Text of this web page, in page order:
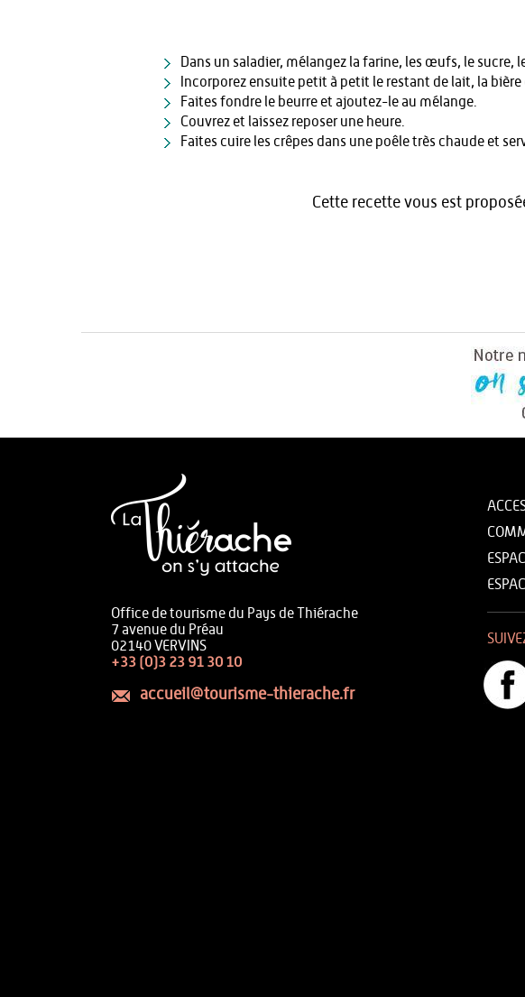
Dans un saladier, mélangez la farine, les œufs, le sucre,
Incorporez ensuite petit à petit le restant de lait, la bière
Faites fondre le beurre et ajoutez-le au mélange.
Couvrez et laissez reposer une heure.
Faites cuire les crêpes dans une poêle très chaude et
Cette recette vous est
Office de tourisme du Pays de Thiérache
7 avenue du Préau
02140 VERVINS
+33 (0)3 23 91 30 10
accueil@tourisme-thierache.fr